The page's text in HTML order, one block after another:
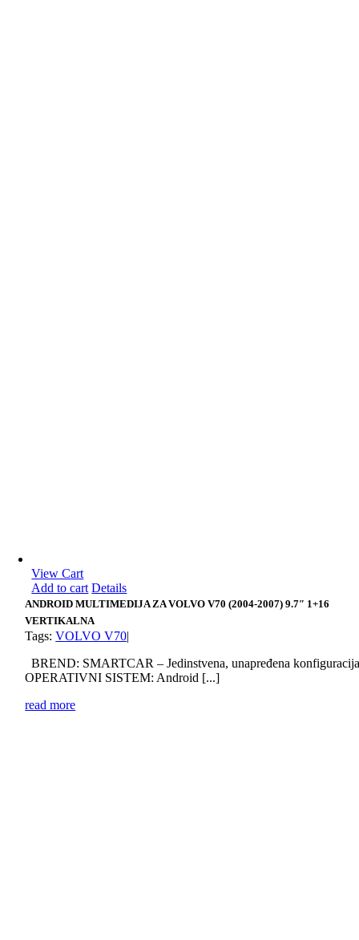
View Cart
Add to cart Details
ANDROID MULTIMEDIJA ZA VOLVO V70 (2004-2007) 9.7″ 1+16
VERTIKALNA
Tags:VOLVO V70|
BREND: SMARTCAR – Jedinstvena, unapređena
OPERATIVNI SISTEM: Android [...]
read more